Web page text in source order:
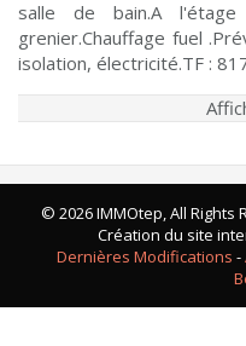
salle de bain.A
grenier.Chauffage fuel
isolation, électricité.TF :
© 2026 IMMOtep, All Rights
Création du site
Dernières Modifications -